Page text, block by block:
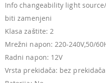
Info changeability light
biti zamenjeni
Klasa zaštite: 2
Mrežni napon: 220-240V,50/
Radni napon: 12V
Vrsta prekidača: bez prekidača